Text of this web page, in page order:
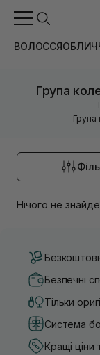
ВОЛОССЯ
Група
Група
Нічого не
Безпечні
Тільки
Система
Кращі ціни